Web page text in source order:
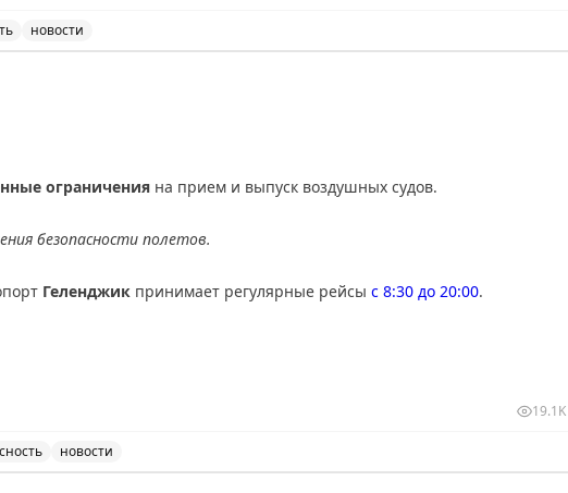
новости
ограничения на прием и выпуск воздушных судов.
безопасности полетов.
Геленджик принимает регулярные рейсы с 8:30 до 20:00.
19.1K
новости